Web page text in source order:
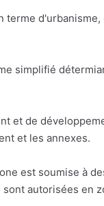
terme
simplifié
et de
et les annexes.
est soumise à
autorisées en